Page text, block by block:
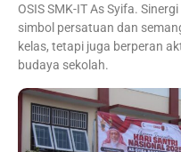
OSIS SMK-IT As Syifa.
simbol persatuan dan
kelas, tetapi juga berperan
budaya sekolah.